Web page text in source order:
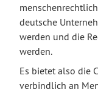
deutsche
werden und die
werden.
Es bietet also die
verbindlich an